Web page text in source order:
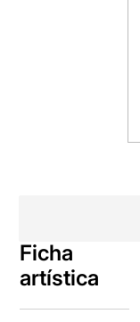
Ficha
artística